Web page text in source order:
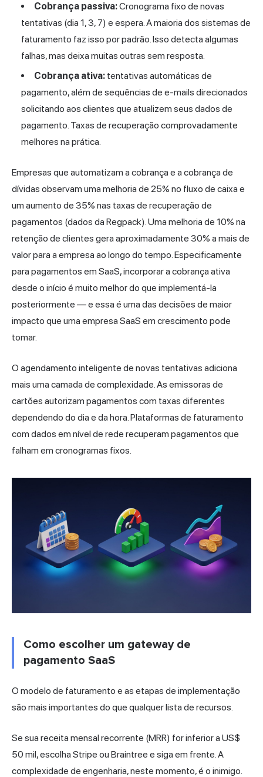
Cobrança passiva:Cronograma fixo de novas
tentativas (dia 1, 3, 7) e espera. A maioria dos sistemas de
faturamento faz isso por padrão. Isso detecta algumas
falhas, mas deixa muitas outras sem resposta.
Cobrança ativa: tentativas automáticas de
pagamento, além de sequências de e-mails direcionados
solicitando aos clientes que atualizem seus dados de
pagamento. Taxas de recuperação comprovadamente
melhores na prática.
Empresas que automatizam a cobrança e a cobrança de
dívidas observam uma melhoria de 25% no fluxo de caixa e
um aumento de 35% nas taxas de recuperação de
pagamentos (dados da Regpack). Uma melhoria de 10% na
retenção de clientes gera aproximadamente 30% a mais de
valor para a empresa ao longo do tempo. Especificamente
para pagamentos em SaaS, incorporar a cobrança ativa
desde o início é muito melhor do que implementá-la
posteriormente — e essa é uma das decisões de maior
impacto que uma empresa SaaS em crescimento pode
tomar.
O agendamento inteligente de novas tentativas adiciona
mais uma camada de complexidade. As emissoras de
cartões autorizam pagamentos com taxas diferentes
dependendo do dia e da hora. Plataformas de faturamento
com dados em nível de rede recuperam pagamentos que
falham em cronogramas fixos.
Como escolher um gateway de
pagamento SaaS
O modelo de faturamento e as etapas de implementação
são mais importantes do que qualquer lista de recursos.
Se sua receita mensal recorrente (MRR) for inferior a US$
50 mil, escolha Stripe ou Braintree e siga em frente. A
complexidade de engenharia, neste momento, é o inimigo.